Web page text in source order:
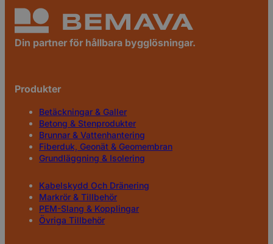
Din partner för hållbara bygglösningar.
Produkter
Betäckningar & Galler
Betong & Stenprodukter
Brunnar & Vattenhantering
Fiberduk, Geonät & Geomembran
Grundläggning & Isolering
Kabelskydd Och Dränering
Markrör & Tillbehör
PEM-Slang & Kopplingar
Övriga Tillbehör